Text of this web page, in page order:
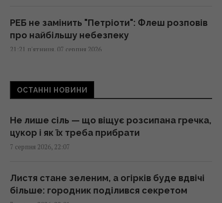
РЕБ не замінить "Петріоти": Флеш розповів
про найбільшу небезпеку
21:21 п'ятниця, 07 серпня 2026
Що станеться з комп’ютером, якщо
тривалий час не оновлювати Windows
Суд продовжив тримання під вартою для
Коломойського, захист заявив про
20:39 п'ятниця, 07 серпня 2026
ОСТАННІ НОВИНИ
Не лише сіль — що віщує розсипана гречка,
цукор і як їх треба прибрати
7 серпня 2026, 22:07
Листя стане зеленим, а огірків буде вдвічі
більше: городник поділився секретом